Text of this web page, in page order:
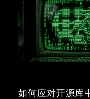
如何应对开源库